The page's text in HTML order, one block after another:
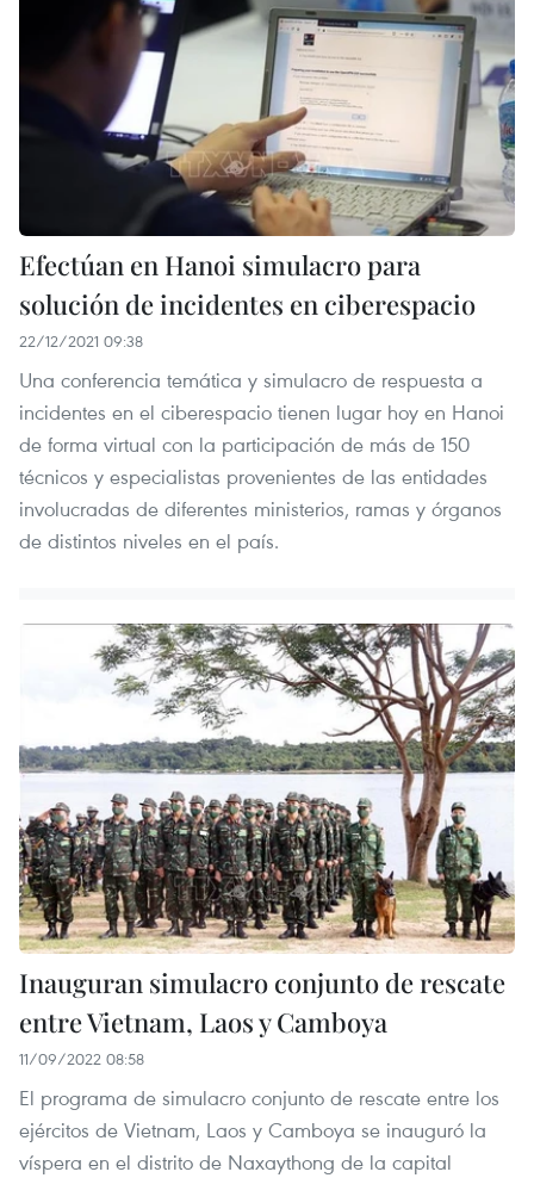
Efectúan en Hanoi simulacro para
solución de incidentes en ciberespacio
22/12/2021 09:38
Una conferencia temática y simulacro de respuesta a
incidentes en el ciberespacio tienen lugar hoy en Hanoi
de forma virtual con la participación de más de 150
técnicos y especialistas provenientes de las entidades
involucradas de diferentes ministerios, ramas y órganos
de distintos niveles en el país.
Inauguran simulacro conjunto de rescate
entre Vietnam, Laos y Camboya
11/09/2022 08:58
El programa de simulacro conjunto de rescate entre los
ejércitos de Vietnam, Laos y Camboya se inauguró la
víspera en el distrito de Naxaythong de la capital